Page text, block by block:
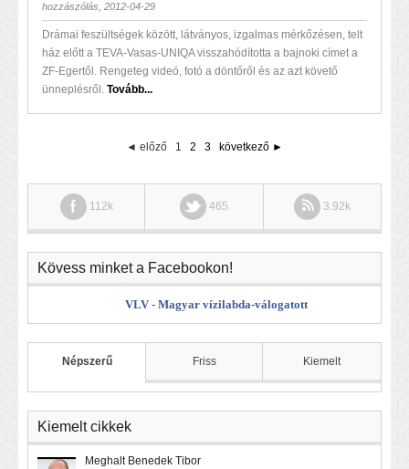
hozzászólás, 2012-04-29
Drámai feszültségek között, látványos, izgalmas mérkőzésen, telt
ház előtt a TEVA-Vasas-UNIQA visszahódította a bajnoki címet a
ZF-Egertől. Rengeteg videó, fotó a döntőről és az azt követő
ünneplésről. Tovább...
◄ előző 1 2 3 következő ►
112k 465 3.92k
Kövess minket a Facebookon!
VLV - Magyar vízilabda-válogatott
Népszerű Friss Kiemelt
Kiemelt cikkek
Meghalt Benedek Tibor